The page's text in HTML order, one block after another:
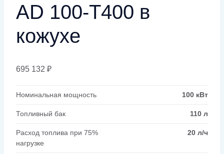
AD 100-T400 в
кожухе
695 132 ₽
Номинальная мощность 100 кВт
Топливный бак 110 л
Расход топлива при 75%
нагрузке
20 л/ч